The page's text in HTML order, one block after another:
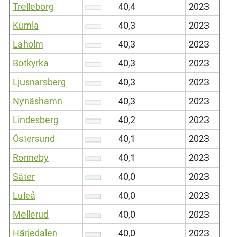
Trelleborg
40,4
2023
Kumla
40,3
2023
Laholm
40,3
2023
Botkyrka
40,3
2023
Ljusnarsberg
40,3
2023
Nynäshamn
40,3
2023
Lindesberg
40,2
2023
Östersund
40,1
2023
Ronneby
40,1
2023
Säter
40,0
2023
Luleå
40,0
2023
Mellerud
40,0
2023
Härjedalen
40,0 2023